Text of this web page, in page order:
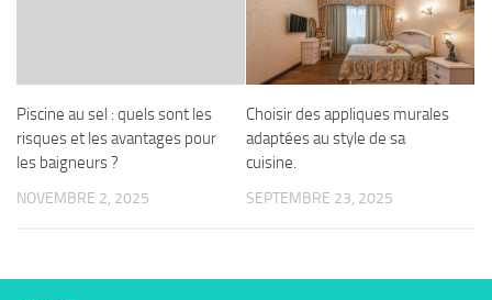
Piscine au sel : quels sont les
risques et les avantages pour
les baigneurs ?
NOVEMBRE 2, 2025
Choisir des appliques murales
adaptées au style de sa
cuisine.
SEPTEMBRE 23, 2025